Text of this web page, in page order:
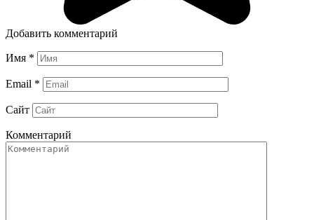
Добавить комментарий
Имя *
Email *
Сайт
Комментарий